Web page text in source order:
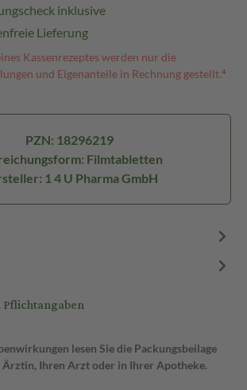
inklusive
Lieferung
Kassenrezeptes werden nur die
und Eigenanteile in Rechnung gestellt.⁴
PZN: 18296219
Filmtabletten
1 4 U Pharma GmbH
lesen Sie die Packungsbeilage
Ärztin, Ihren Arzt oder in Ihrer Apotheke.